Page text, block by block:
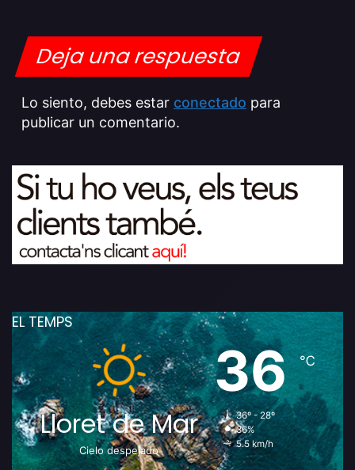
Deja una respuesta
Lo siento, debes estar conectado para
publicar un comentario.
EL TEMPS
Lloret de Mar
Cielo despejado
36℃
36º - 28º
36%
5.5 km/h